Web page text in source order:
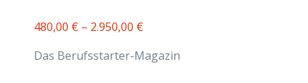
480,00 € – 2.950,00 €
Das Berufsstarter-Magazin